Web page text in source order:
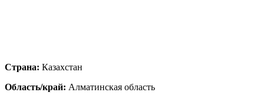
Страна: Казахстан
Область/край: Алматинская область